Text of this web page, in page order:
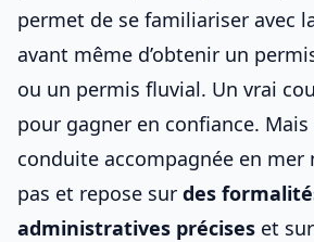
permet de se familiariser avec
avant même d’obtenir un
ou un permis fluvial. Un vrai
pour gagner en confiance.
conduite accompagnée en mer
pas et repose sur des
administratives précises et sur